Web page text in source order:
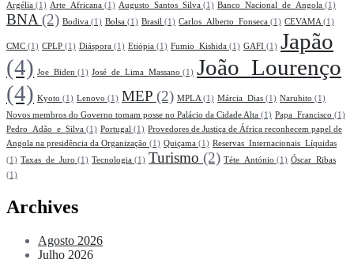
Argélia (1) Arte_Africana (1) Augusto_Santos_Silva (1) Banco_Nacional_de_Angola (1)
BNA(2) Bodiva (1) Bolsa (1) Brasil (1) Carlos_Alberto_Fonseca (1) CEVAMA(1)
CMC (1) CPLP (1) Diáspora (1) Etiópia (1) Fumio_Kishida (1) GAFI (1) Japão
(4) Joe_Biden (1) José_de_Lima_Massano (1) João_Lourenço
(4) Kyoto (1) Lenovo (1) MEP (2) MPLA(1) Márcia_Dias (1) Naruhito (1)
Novos membros do Governo tomam posse no Palácio da Cidade Alta (1) Papa_Francisco (1)
Pedro_Adão_e_Silva (1) Portugal (1) Provedores de Justiça de África reconhecem papel de
Angola na presidência da Organização (1) Quiçama (1) Reservas_Internacionais_Líquidas
(1) Taxas_de_Juro (1) Tecnologia (1) Turismo (2) Téte_António (1) Óscar_Ribas
(1)
Archives
Agosto 2026
Julho 2026